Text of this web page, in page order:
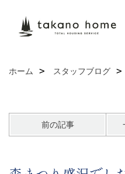
ホーム スタッフブログ
前の記事